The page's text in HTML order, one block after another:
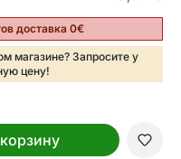
доставка 0€
магазине? Запросите у
цену!